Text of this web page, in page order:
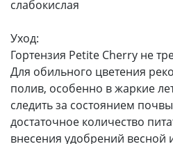
слабокислая
Уход:
Гортензия Petite Cherry не
Для обильного цветения
полив, особенно в жаркие
следить за состоянием
достаточное количество
внесения удобрений весной